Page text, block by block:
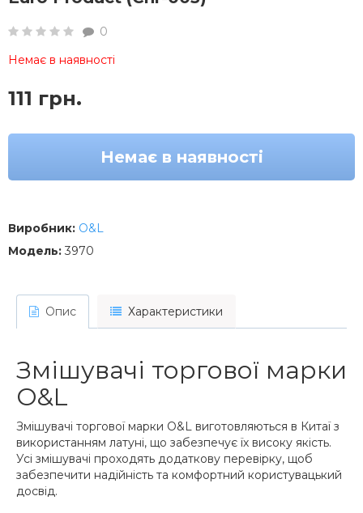
0
Немає в наявності
111 грн.
Немає в наявності
Виробник: O&L
Модель: 3970
Опис Характеристики
Змішувачі торгової марки
O&L
Змішувачі торгової марки O&L виготовляються в Китаї з
використанням латуні, що забезпечує їх високу якість.
Усі змішувачі проходять додаткову перевірку, щоб
забезпечити надійність та комфортний користувацький
досвід.